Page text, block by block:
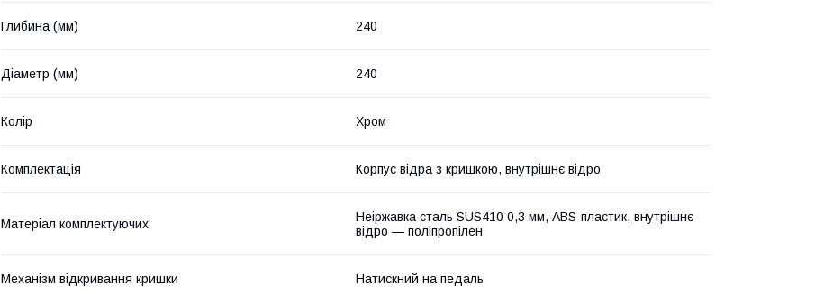
Глибина (мм) 240
Діаметр (мм) 240
Колір Хром
Комплектація Корпус відра з кришкою, внутрішнє відро
Матеріал комплектуючих
Неіржавка сталь SUS410 0,3 мм, ABS-пластик, внутрішнє
відро — поліпропілен
Механізм відкривання кришки Натискний на педаль